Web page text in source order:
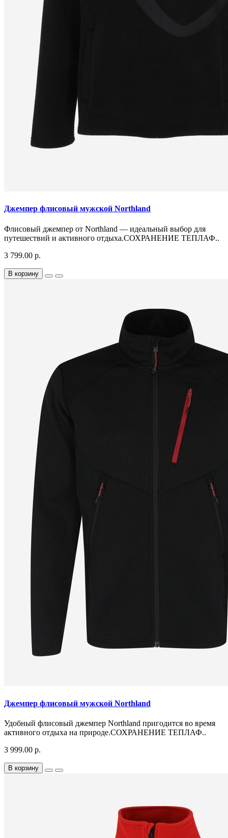
Джемпер флисовый мужской Northland
Флисовый джемпер от Northland — идеальный выбор для
путешествий и активного отдыха.СОХРАНЕНИЕ ТЕПЛАФ..
3 799.00 р.
В корзину
Джемпер флисовый мужской Northland
Удобный флисовый джемпер Northland пригодится во время
активного отдыха на природе.СОХРАНЕНИЕ ТЕПЛАФ..
3 999.00 р.
В корзину